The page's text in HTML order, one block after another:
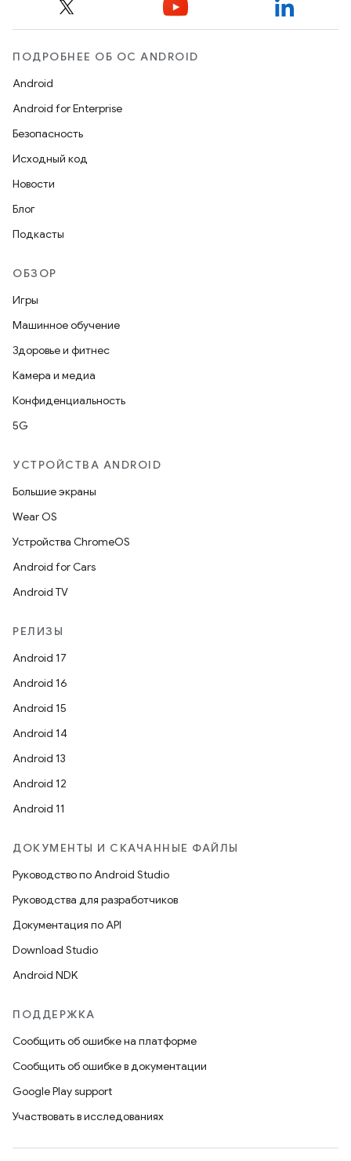
ПОДРОБНЕЕ ОБ ОС ANDROID
Android
Android for Enterprise
Безопасность
Исходный код
Новости
Блог
Подкасты
ОБЗОР
Игры
Машинное обучение
Здоровье и фитнес
Камера и медиа
Конфиденциальность
5G
УСТРОЙСТВА ANDROID
Большие экраны
Wear OS
Устройства ChromeOS
Android for Cars
Android TV
РЕЛИЗЫ
Android 17
Android 16
Android 15
Android 14
Android 13
Android 12
Android 11
ДОКУМЕНТЫ И СКАЧАННЫЕ ФАЙЛЫ
Руководство по Android Studio
Руководства для разработчиков
Документация по API
Download Studio
Android NDK
ПОДДЕРЖКА
Сообщить об ошибке на платформе
Сообщить об ошибке в документации
Google Play support
Участвовать в исследованиях